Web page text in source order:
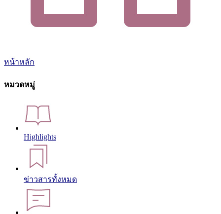
หน้าหลัก
หมวดหมู่
Highlights
ข่าวสารทั้งหมด